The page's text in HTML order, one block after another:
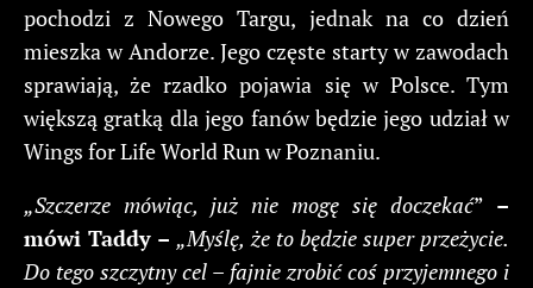
pochodzi z Nowego Targu, jednak na co dzień
mieszka w Andorze. Jego częste starty w zawodach
sprawiają, że rzadko pojawia się w Polsce. Tym
większą gratką dla jego fanów będzie jego udział w
Wings for Life World Run w Poznaniu.
„Szczerze mówiąc, już nie mogę się doczekać” –
mówi Taddy – „Myślę, że to będzie super przeżycie.
Do tego szczytny cel – fajnie zrobić coś przyjemnego i